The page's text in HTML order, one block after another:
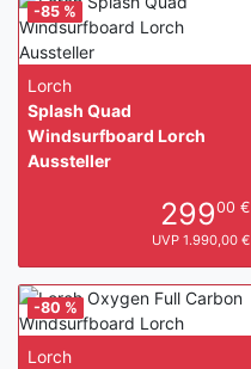
Lorch
Splash Quad
Windsurfboard Lorch
Aussteller
29900 €
UVP 1.990,00 €
-85 %
Lorch
-80 %